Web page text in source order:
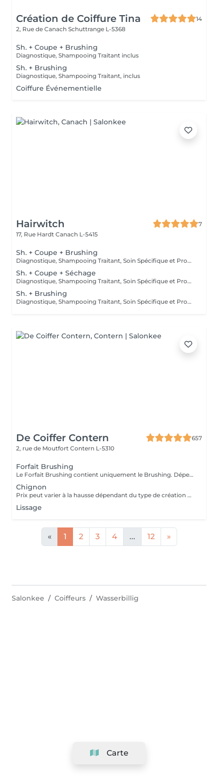
Création de Coiffure Tina
14
2, Rue de Canach Schuttrange L-5368
Sh. + Coupe + Brushing
Diagnostique, Shampooing Traitant inclus
Sh. + Brushing
Diagnostique, Shampooing Traitant, inclus
Coiffure Événementielle
Hairwitch
7
17, Rue Hardt Canach L-5415
Sh. + Coupe + Brushing
Diagnostique, Shampooing Traitant, Soin Spécifique et Produits Coiffants inclus
Sh. + Coupe + Séchage
Diagnostique, Shampooing Traitant, Soin Spécifique et Produits Coiffants inclus
Sh. + Brushing
Diagnostique, Shampooing Traitant, Soin Spécifique et Produits Coiffants inclus
De Coiffer Contern
657
2, rue de Moutfort Contern L-5310
Forfait Brushing
Le Forfait Brushing contient uniquement le Brushing. Dépendant de la longueur des cheveux, le prix peut varier. En cas de questions veuillez appeler au +352 26 35 02 89.
Chignon
Prix peut varier à la hausse dépendant du type de création finalement réalisée.
Lissage
« 1 2 3 4 ... 12 »
Carte
Salonkee Coiffeurs Wasserbillig